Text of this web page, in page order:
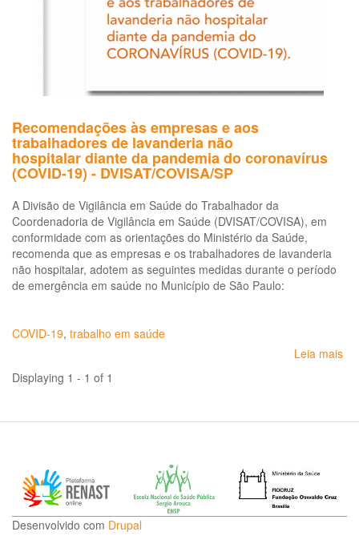
Recomendações às empresas e aos
trabalhadores de lavanderia não
hospitalar diante da pandemia do coronavírus
(COVID-19) - DVISAT/COVISA/SP
A Divisão de Vigilância em Saúde do Trabalhador da
Coordenadoria de Vigilância em Saúde (DVISAT/COVISA), em
conformidade com as orientações do Ministério da Saúde,
recomenda que as empresas e os trabalhadores de lavanderia
não hospitalar, adotem as seguintes medidas durante o período
de emergência em saúde no Município de São Paulo:
COVID-19, trabalho em saúde
Leia mais
Displaying 1 - 1 of 1
Desenvolvido com Drupal